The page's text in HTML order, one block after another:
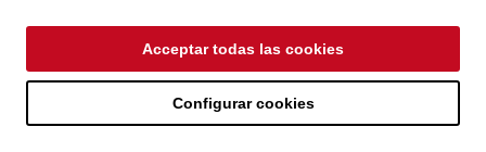
Serie: Accesorios
Configurar cookies
Acceptar todas las cookies